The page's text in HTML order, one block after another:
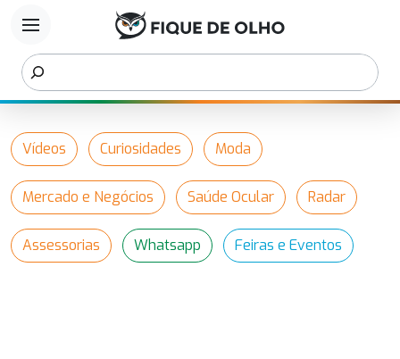
menu
Vídeos Curiosidades Moda
Mercado e Negócios Saúde Ocular Radar
Assessorias Whatsapp Feiras e Eventos